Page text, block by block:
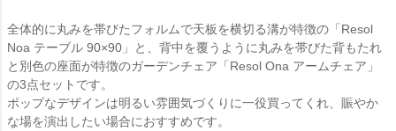
全体的に丸みを帯びたフォルムで天板を横切る溝が特徴の「Resol
Noa テーブル 90×90」と、背中を覆うように丸みを帯びた背もたれ
と別色の座面が特徴のガーデンチェア「Resol Ona アームチェア」
の3点セットです。
ポップなデザインは明るい雰囲気づくりに一役買ってくれ、賑やか
な場を演出したい場合におすすめです。